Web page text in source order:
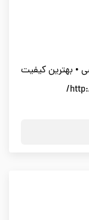
• بهترین کیفیت